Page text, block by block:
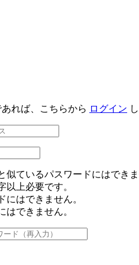
れば、こちらから ログイン
似ているパスワードにはできま
以上必要です。
にはできません。
はできません。